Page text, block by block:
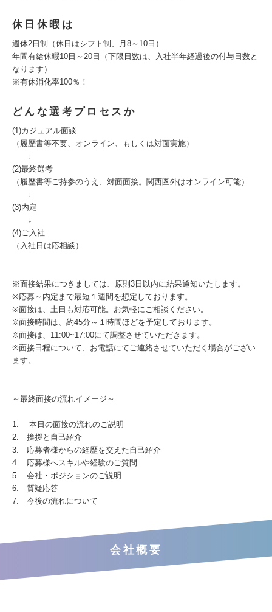
休日休暇は
週休2日制（休日はシフト制、月8～10日）
年間有給休暇10日～20日（下限日数は、入社半年経過後の付与日数と
なります）
※有休消化率100％！
どんな選考プロセスか
(1)カジュアル面談
（履歴書等不要、オンライン、もしくは対面実施）
↓
(2)最終選考
（履歴書等ご持参のうえ、対面面接。関西圏外はオンライン可能）
↓
(3)内定
↓
(4)ご入社
（入社日は応相談）
※面接結果につきましては、原則3日以内に結果通知いたします。
※応募～内定まで最短１週間を想定しております。
※面接は、土日も対応可能。お気軽にご相談ください。
※面接時間は、約45分～１時間ほどを予定しております。
※面接は、11:00~17:00にて調整させていただきます。
※面接日程について、お電話にてご連絡させていただく場合がござい
ます。
～最終面接の流れイメージ～
1. 本日の面接の流れのご説明
2. 挨拶と自己紹介
3. 応募者様からの経歴を交えた自己紹介
4. 応募様へスキルや経験のご質問
5. 会社・ポジションのご説明
6. 質疑応答
7. 今後の流れについて
会社概要